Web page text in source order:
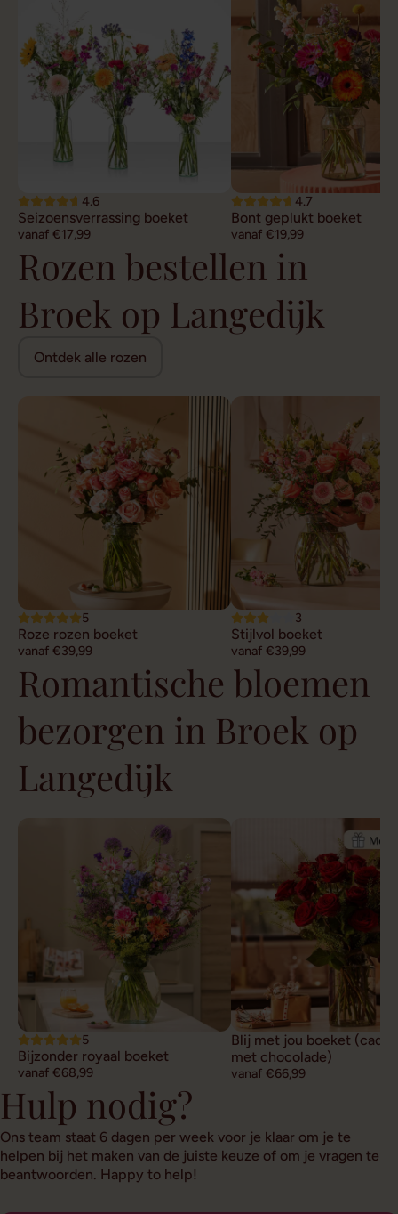
4.6
Seizoensverrassing boeket
vanaf €17,99
4.7
Bont geplukt boeket
vanaf €19,99
Rozen bestellen in
Broek op Langedijk
Ontdek alle rozen
5
Roze rozen boeket
vanaf €39,99
3
Stijlvol boeket
vanaf €39,99
Romantische bloemen
bezorgen in Broek op
Langedijk
5
Bijzonder royaal boeket
vanaf €68,99
Blij met jou boeket
met chocolade)
vanaf €66,99
Hulp nodig?
Ons team staat 6 dagen per week voor je klaar om je te
helpen bij het maken van de juiste keuze of om je vragen te
beantwoorden. Happy to help!